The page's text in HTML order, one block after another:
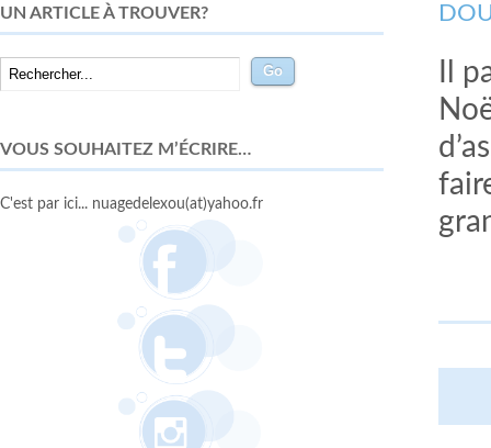
Il
UN ARTICLE À TROUVER?
VOUS SOUHAITEZ M’ÉCRIRE…
C'est par ici... nuagedelexou(at)yahoo.fr